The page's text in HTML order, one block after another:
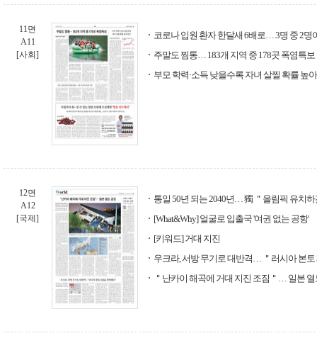
11면
A11
[사회]
코로나 입원 환자 한달새 6배로… 3명 중 2명
주말도 찜통… 183개 지역 중 178곳 폭염특보
부모 학력·소득 낮을수록 자녀 살찔 확률 높
12면
A12
[국제]
통일 50년 되는 2040년… 獨 ＂올림픽 유치
[What&Why] 얼굴로 입출국 '여권 없는 공항'
[키워드] 거대 지진
우크라, 서방 무기로 대반격… ＂러시아 본토
＂난카이 해곡에 거대 지진 조짐＂… 일본 열